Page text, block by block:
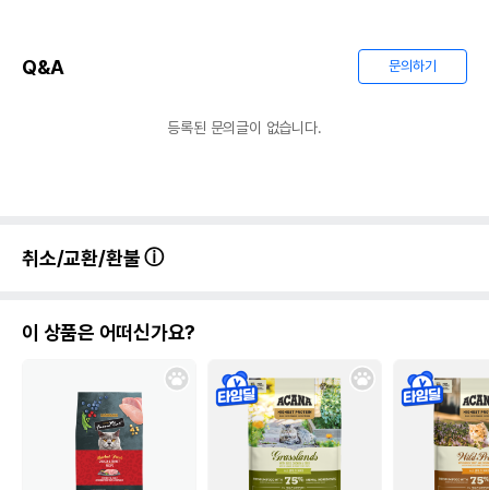
Q&A 문의하기
등록된 문의글이 없습니다.
취소/교환/환불
이 상품은 어떠신가요?